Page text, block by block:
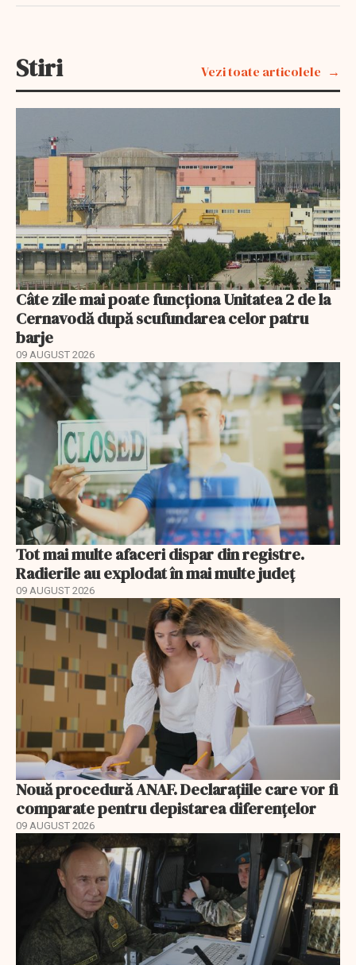
Stiri Vezi toate articolele
Câte zile mai poate funcționa Unitatea 2 de la
Cernavodă după scufundarea celor patru
barje
09 AUGUST 2026
Tot mai multe afaceri dispar din registre.
Radierile au explodat în mai multe județ
09 AUGUST 2026
Nouă procedură ANAF. Declarațiile care vor fi
comparate pentru depistarea diferențelor
09 AUGUST 2026